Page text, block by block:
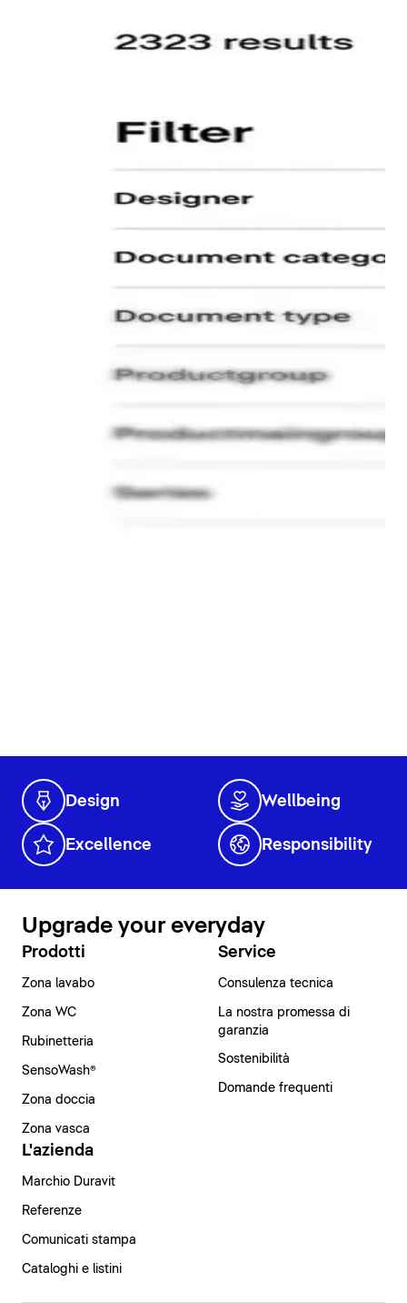
Design Wellbeing
Excellence Responsibility
Upgrade your everyday
Prodotti
Zona lavabo
Zona WC
Rubinetteria
SensoWash®
Zona doccia
Zona vasca
Service
Consulenza tecnica
La nostra promessa di
garanzia
Sostenibilità
Domande frequenti
L'azienda
Marchio Duravit
Referenze
Comunicati stampa
Cataloghi e listini